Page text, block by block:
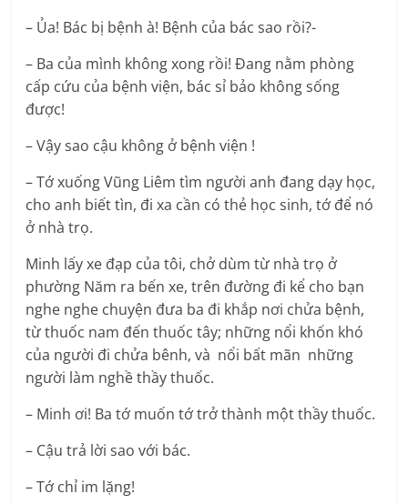
– Ủa! Bác bị bệnh à! Bệnh của bác sao rồi?-
– Ba của mình không xong rồi! Đang nằm phòng
cấp cứu của bệnh viện, bác sỉ bảo không sống
được!
– Vậy sao cậu không ở bệnh viện !
– Tớ xuống Vũng Liêm tìm người anh đang dạy học,
cho anh biết tìn, đi xa cần có thẻ học sinh, tớ để nó
ở nhà trọ.
Minh lấy xe đạp của tôi, chở dùm từ nhà trọ ở
phường Năm ra bến xe, trên đường đi kể cho bạn
nghe nghe chuyện đưa ba đi khắp nơi chửa bệnh,
từ thuốc nam đến thuốc tây; những nổi khốn khó
của người đi chửa bênh, và nổi bất mãn những
người làm nghề thầy thuốc.
– Minh ơi! Ba tớ muốn tớ trở thành một thầy thuốc.
– Cậu trả lời sao với bác.
– Tớ chỉ im lặng!